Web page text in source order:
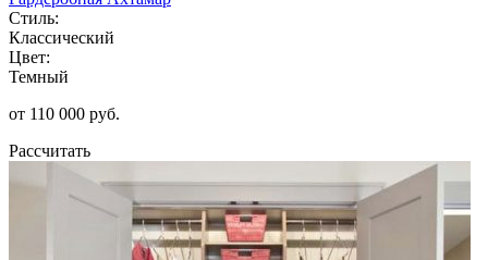
Стиль:
Классический
Цвет:
Темный
от 110 000 руб.
Рассчитать